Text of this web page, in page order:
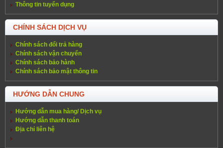
Thông tin tuyển dụng
CHÍNH SÁCH DỊCH VỤ
Chính sách đổi trả hàng
Chính sách vận chuyển
Chính sách bảo hành
Chính sách bảo mật thông tin
HƯỚNG DẪN CHUNG
Hướng dẫn mua hàng/ Dịch vụ
Hướng dẫn thanh toán
Địa chỉ liên hệ